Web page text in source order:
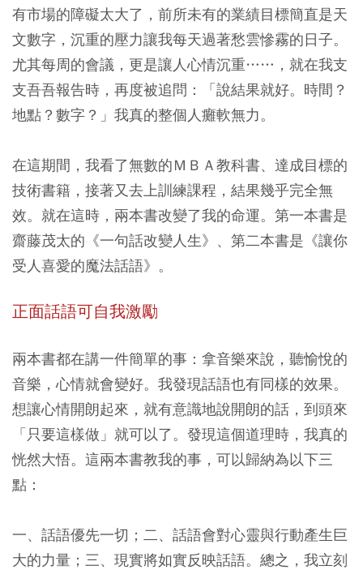
有市場的障礙太大了，前所未有的業績目標簡直是天
文數字，沉重的壓力讓我每天過著愁雲慘霧的日子。
尤其每周的會議，更是讓人心情沉重……，就在我支
支吾吾報告時，再度被追問：「說結果就好。時間？
地點？數字？」我真的整個人癱軟無力。
在這期間，我看了無數的ＭＢＡ教科書、達成目標的
技術書籍，接著又去上訓練課程，結果幾乎完全無
效。就在這時，兩本書改變了我的命運。第一本書是
齋藤茂太的《一句話改變人生》、第二本書是《讓你
受人喜愛的魔法話語》。
正面話語可自我激勵
兩本書都在講一件簡單的事：拿音樂來說，聽愉悅的
音樂，心情就會變好。我發現話語也有同樣的效果。
想讓心情開朗起來，就有意識地說開朗的話，到頭來
「只要這樣做」就可以了。發現這個道理時，我真的
恍然大悟。這兩本書教我的事，可以歸納為以下三
點：
一、話語優先一切；二、話語會對心靈與行動產生巨
大的力量；三、現實將如實反映話語。總之，我立刻